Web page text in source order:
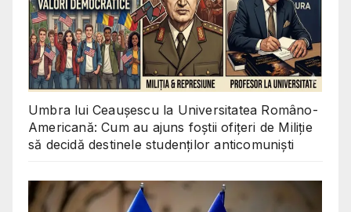
Umbra lui Ceaușescu la Universitatea Româno-
Americană: Cum au ajuns foștii ofițeri de Miliție
să decidă destinele studenților anticomuniști